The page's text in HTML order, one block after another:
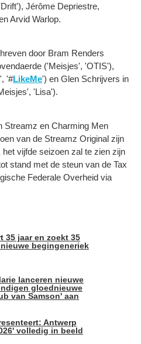
Jérôme Depriestre,
Arvid Warlop.
door Bram Renders
('Meisjes', 'OTIS'),
'#LikeMe') en Glen Schrijvers in
'Lisa').
Streamz en Charming Men
van de Streamz Original zijn
vijfde seizoen zal te zien zijn
stand met de steun van de Tax
Federale Overheid via
35 jaar en zoekt 35
begingeneriek
lanceren nieuwe
gloednieuwe
van Samson' aan
Antwerp
volledig in beeld